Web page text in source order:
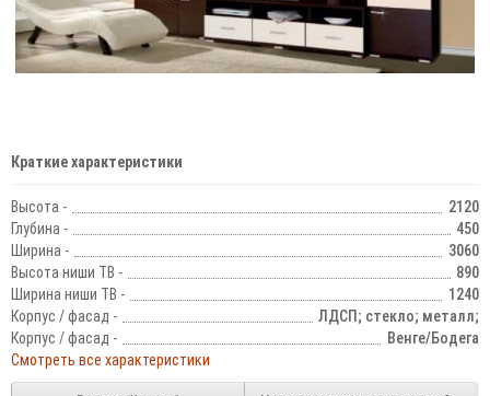
Краткие характеристики
Высота -
2120
Глубина -
450
Ширина -
3060
Высота ниши ТВ -
890
Ширина ниши ТВ -
1240
Корпус / фасад -
ЛДСП; стекло; металл;
Корпус / фасад -
Венге/Бодега
Смотреть все характеристики